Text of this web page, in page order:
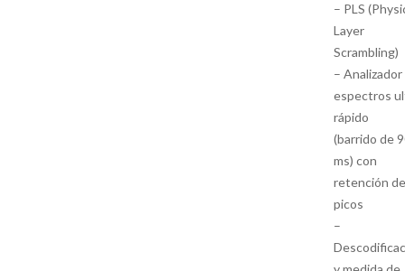
– PLS
Layer
Scrambling)
–
espectros
rápido
(barrido de
ms) con
retención
picos
–